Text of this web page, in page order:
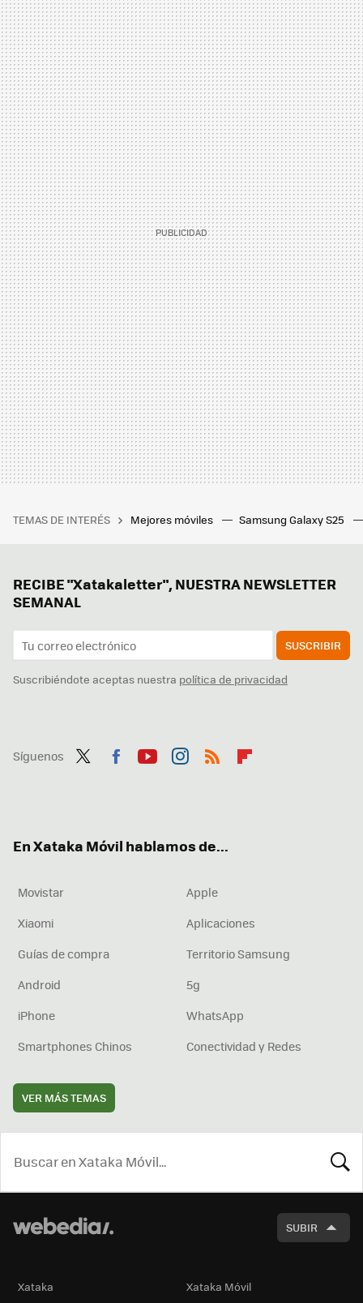
TEMAS DE INTERÉS Mejores móviles Samsung Galaxy S25
RECIBE "Xatakaletter", NUESTRA NEWSLETTER
SEMANAL
SUSCRIBIR
Suscribiéndote aceptas nuestra política de privacidad
Síguenos
En Xataka Móvil hablamos de...
Movistar
Apple
Xiaomi
Aplicaciones
Guías de compra
Territorio Samsung
Android
5g
iPhone
WhatsApp
Smartphones Chinos
Conectividad y Redes
VER MÁS TEMAS
SUBIR
Xataka Xataka Móvil